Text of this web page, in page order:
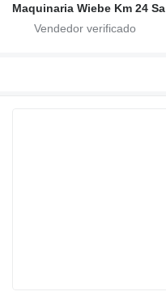
Maquinaria Wiebe Km 24 Sa